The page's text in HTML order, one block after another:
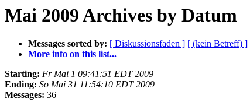
Mai 2009 Archives by Datum
Messages sorted by: [ Diskussionsfaden ] [ (kein Betreff) ]
More info on this list...
Starting: Fr Mai 1 09:41:51 EDT 2009
Ending: So Mai 31 11:54:10 EDT 2009
Messages: 36